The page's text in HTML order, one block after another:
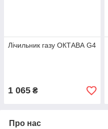
Лічильник газу ОКТАВА G4
1 065 ₴
Про нас